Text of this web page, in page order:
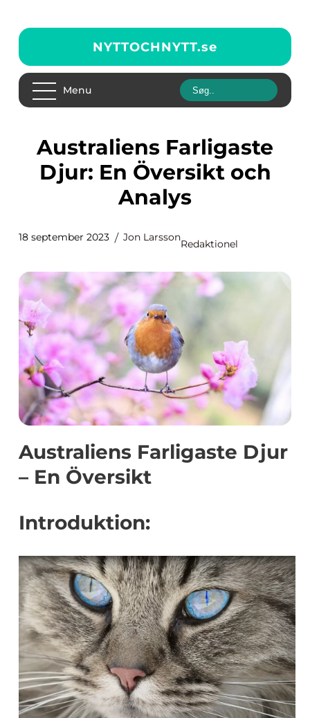
NYTTOCHNYTT.se
Menu
Australiens Farligaste
Djur: En Översikt och
Analys
18 september 2023 Jon Larsson
Redaktionel
Australiens Farligaste Djur
– En Översikt
Introduktion: